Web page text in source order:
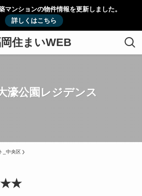
ンションの物件情報を更新しました。
詳しくはこちら
住まいWEB
濠公園レジデンス
_中央区